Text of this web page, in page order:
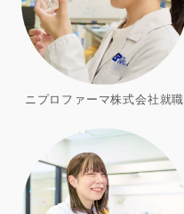
ニプロファーマ株式会社就職